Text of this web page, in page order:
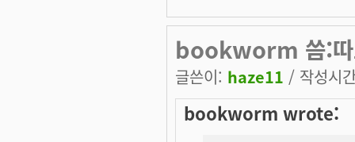
bookworm 씀:따
글쓴이: haze11 / 작성시
bookworm wrote: